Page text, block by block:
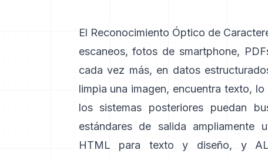
El Reconocimiento Óptico de
escaneos, fotos de smartphone,
cada vez más, en datos
limpia una imagen, encuentra texto,
los sistemas posteriores puedan
estándares de salida ampliamente
HTML para texto y diseño, y